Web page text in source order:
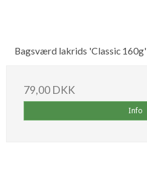
Bagsværd lakrids 'Classic 160g'
79,00 DKK
Info